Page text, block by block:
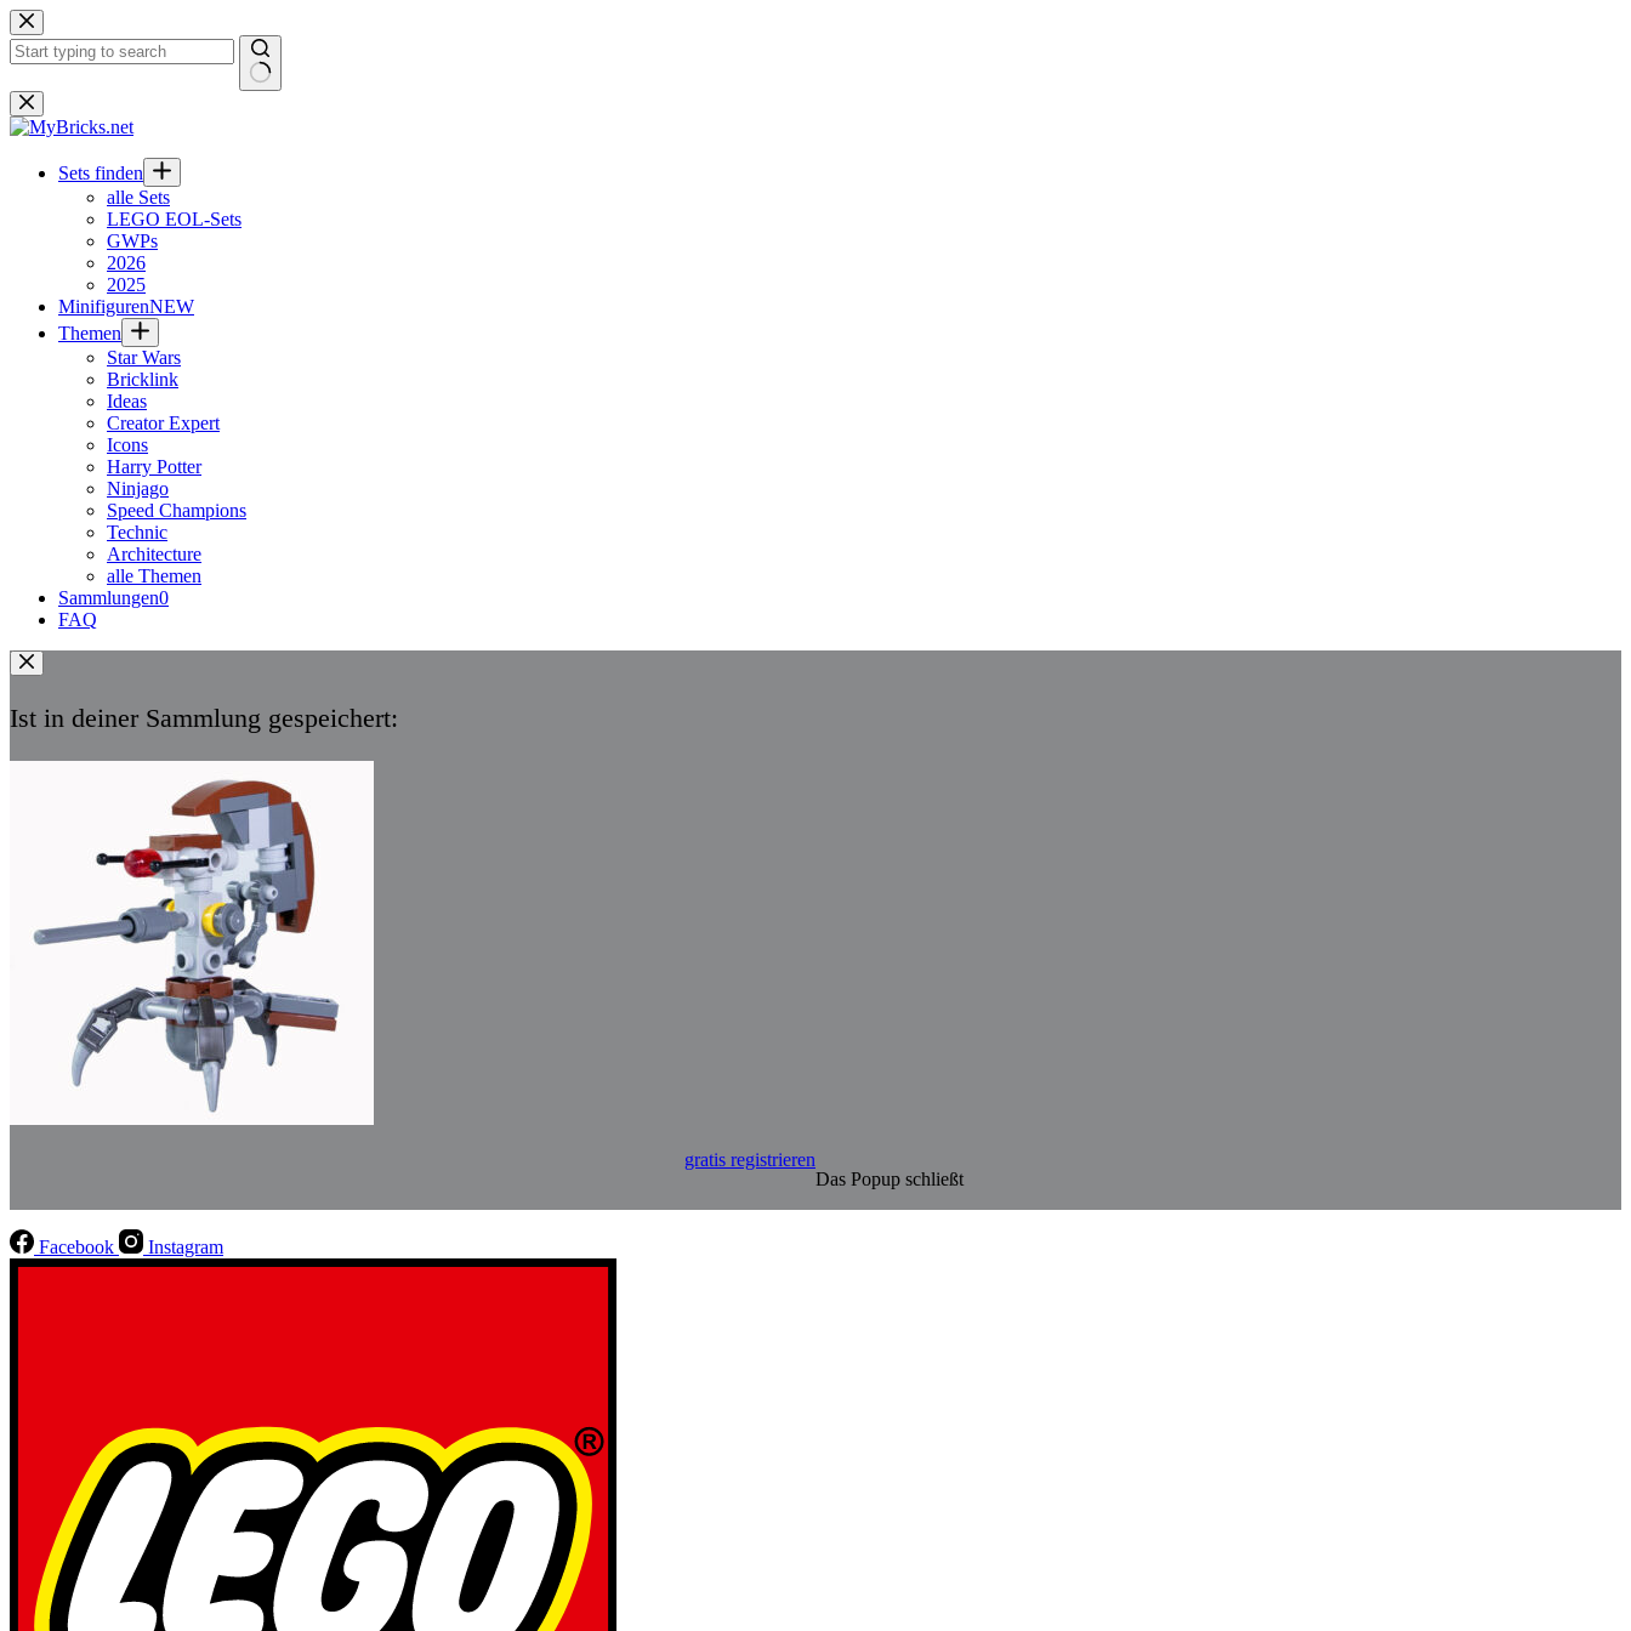
Zum
Inhalt
springen
Keine
Ergebnisse
Sets finden
alle Sets
LEGO EOL-Sets
GWPs
2026
2025
MinifigurenNEW
Themen
Star Wars
Bricklink
Ideas
Creator Expert
Icons
Harry Potter
Ninjago
Speed Champions
Technic
Architecture
alle Themen
Sammlungen0
FAQ
Ist in deiner Sammlung gespeichert:
gratis registrieren
Das Popup schließt
Facebook Instagram